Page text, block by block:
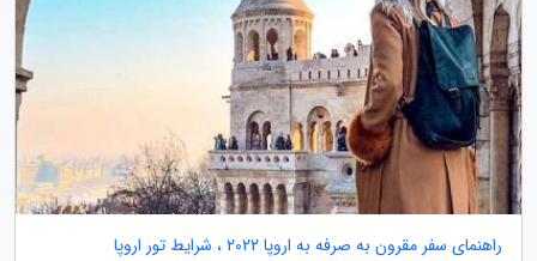
راهنمای سفر مقرون به صرفه به اروپا 2022 ، شرایط تور اروپا